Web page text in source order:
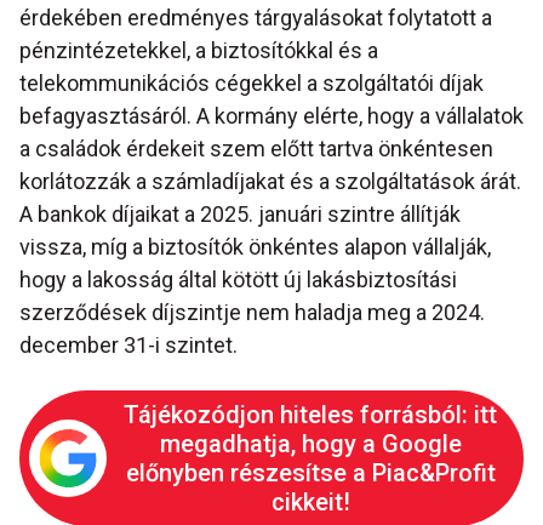
érdekében eredményes tárgyalásokat folytatott a
pénzintézetekkel, a biztosítókkal és a
telekommunikációs cégekkel a szolgáltatói díjak
befagyasztásáról. A kormány elérte, hogy a vállalatok
a családok érdekeit szem előtt tartva önkéntesen
korlátozzák a számladíjakat és a szolgáltatások árát.
A bankok díjaikat a 2025. januári szintre állítják
vissza, míg a biztosítók önkéntes alapon vállalják,
hogy a lakosság által kötött új lakásbiztosítási
szerződések díjszintje nem haladja meg a 2024.
december 31-i szintet.
Tájékozódjon hiteles forrásból: itt
megadhatja, hogy a Google
előnyben részesítse a Piac&Profit
cikkeit!